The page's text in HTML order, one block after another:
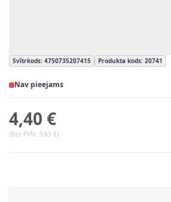
Svītrkods: 4750735207415 Produkta kods: 20741
Nav pieejams
4,40 €
(Bez PVN: 3,63 €)